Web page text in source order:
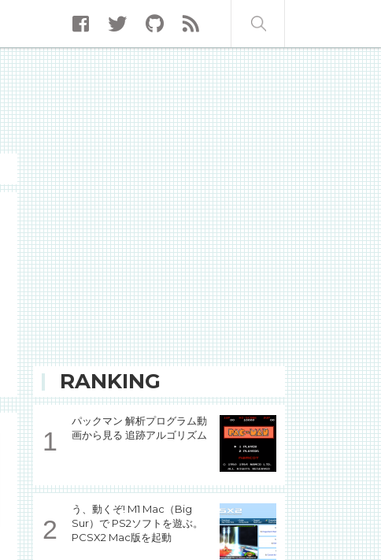
RANKING
パックマン 解析プログラム動
画から見る 追跡アルゴリズム
う、動くぞ! M1 Mac（Big
Sur）で PS2ソフトを遊ぶ。
PCSX2 Mac版を起動